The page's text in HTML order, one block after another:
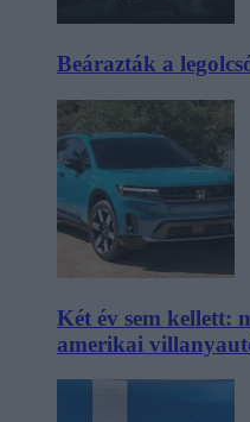
Beárazták a
Két év sem kellett:
amerikai